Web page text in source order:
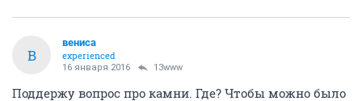
В
вениса
experienced
16 января 2016 13www
Поддержу вопрос про камни. Где? Чтобы можно было